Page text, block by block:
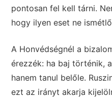
pontosan fel kell tárni.
hogy ilyen eset ne
A Honvédségnél a
érezzék: ha baj történik,
hanem tanul belőle.
ezt az irányt akarja